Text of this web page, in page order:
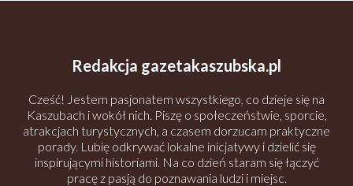
Redakcja gazetakaszubska.pl
Cześć! Jestem pasjonatem wszystkiego, co dzieje się na
Kaszubach i wokół nich. Piszę o społeczeństwie, sporcie,
atrakcjach turystycznych, a czasem dorzucam praktyczne
porady. Lubię odkrywać lokalne inicjatywy i dzielić się
inspirującymi historiami. Na co dzień staram się łączyć
pracę z pasją do poznawania ludzi i miejsc.